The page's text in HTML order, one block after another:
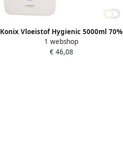
Konix Vloeistof Hygienic 5000ml 70%
alcohol incl pomp
1 webshop
€ 46,08